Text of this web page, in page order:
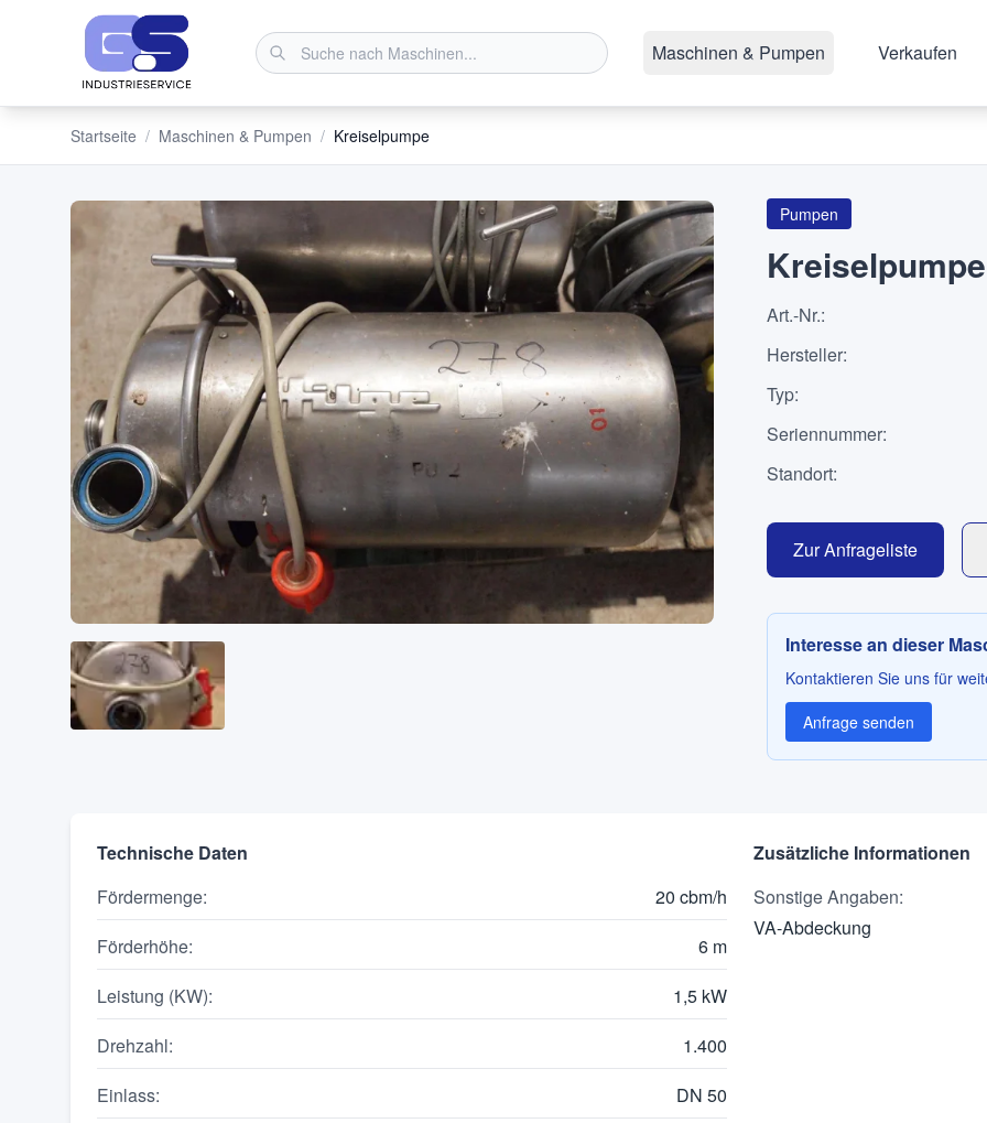
Maschinen & Pumpen Verkaufen
Startseite / Maschinen & Pumpen / Kreiselpumpe
Pumpen
Kreiselpumpe
Art.-Nr.:
Hersteller:
Typ:
Seriennummer:
Standort:
Zur Anfrageliste
Interesse an dieser
Kontaktieren Sie uns für
Anfrage senden
Technische Daten
Fördermenge:
20 cbm/h
Förderhöhe:
6 m
Leistung (KW):
1,5 kW
Drehzahl:
1.400
Einlass:
DN 50
Zusätzliche Informationen
Sonstige Angaben:
VA-Abdeckung